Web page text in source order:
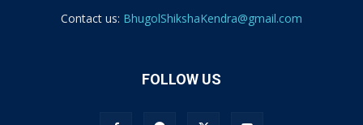
Contact us: BhugolShikshaKendra@gmail.com
FOLLOW US